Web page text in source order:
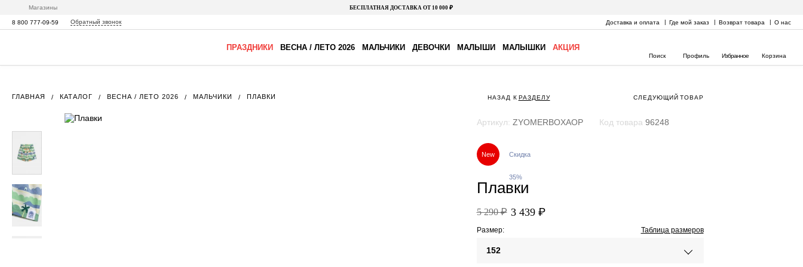
Магазины БЕСПЛАТНАЯ ДОСТАВКА ОТ 10 000 ₽
8 800 777-09-59 Обратный звонок Доставка и оплата Где мой заказ Возврат товара О нас
ПРАЗДНИКИ ВЕСНА / ЛЕТО 2026 МАЛЬЧИКИ ДЕВОЧКИ МАЛЫШИ МАЛЫШКИ АКЦИЯ
Поиск Профиль Избранное Корзина
ГЛАВНАЯ КАТАЛОГ ВЕСНА / ЛЕТО 2026 МАЛЬЧИКИ ПЛАВКИ НАЗАД К РАЗДЕЛУ СЛЕДУЮЩИЙ ТОВАР
Артикул: ZYOMERBOXAOP Код товара 96248
New Скидка
35%
Плавки
5 290 ₽ 3 439 ₽
Размер: Таблица размеров
152